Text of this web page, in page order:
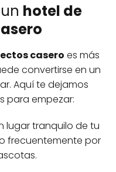
hotel de
casero es más
convertirse en un
Aquí te dejamos
para empezar:
lugar tranquilo de tu
frecuentemente por